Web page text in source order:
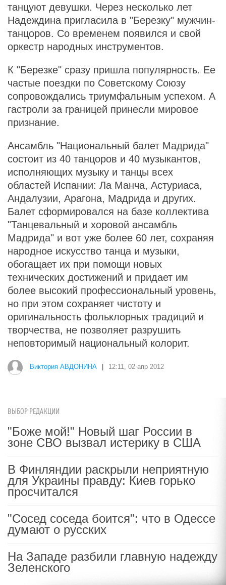
танцуют девушки. Через несколько лет
Надеждина пригласила в "Березку" мужчин-
танцоров. Со временем появился и свой
оркестр народных инструментов.
К "Березке" сразу пришла популярность. Ее
частые поездки по Советскому Союзу
сопровождались триумфальным успехом. А
гастроли за границей принесли мировое
признание.
Ансамбль "Национальный балет Мадрида"
состоит из 40 танцоров и 40 музыкантов,
исполняющих музыку и танцы всех
областей Испании: Ла Манча, Астуриаса,
Андалузии, Арагона, Мадрида и других.
Балет сформировался на базе коллектива
"Танцевальный и хоровой ансамбль
Мадрида" и вот уже более 60 лет, сохраняя
народное искусство танца и музыки,
обогащает их при помощи новых
технических достижений и придает им
более высокий профессиональный уровень,
но при этом сохраняет чистоту и
оригинальность фольклорных традиций и
творчества, не позволяет разрушить
неповторимый национальный колорит.
Виктория АВДОНИНА 12:11, 02 апр 2012
ВЫБОР РЕДАКЦИИ
"Боже мой!" Новый шаг России в
зоне СВО вызвал истерику в США
В Финляндии раскрыли неприятную
для Украины правду: Киев горько
просчитался
"Сосед соседа боится": что в Одессе
думают о русских
На Западе разбили главную надежду
Зеленского